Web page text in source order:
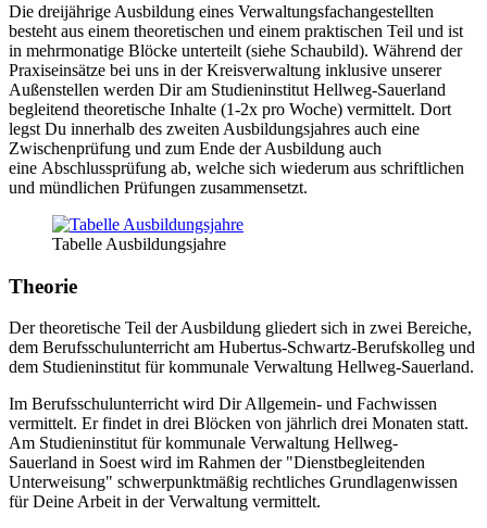
Die dreijährige Ausbildung eines Verwaltungsfachangestellten
besteht aus einem theoretischen und einem praktischen Teil und ist
in mehrmonatige Blöcke unterteilt (siehe Schaubild). Während der
Praxiseinsätze bei uns in der Kreisverwaltung inklusive unserer
Außenstellen werden Dir am Studieninstitut Hellweg-Sauerland
begleitend theoretische Inhalte (1-2x pro Woche) vermittelt. Dort
legst Du innerhalb des zweiten Ausbildungsjahres auch eine
Zwischenprüfung und zum Ende der Ausbildung auch
eine Abschlussprüfung ab, welche sich wiederum aus schriftlichen
und mündlichen Prüfungen zusammensetzt.
Tabelle Ausbildungsjahre
Theorie
Der theoretische Teil der Ausbildung gliedert sich in zwei Bereiche,
dem Berufsschulunterricht am Hubertus-Schwartz-Berufskolleg und
dem Studieninstitut für kommunale Verwaltung Hellweg-Sauerland.
Im Berufsschulunterricht wird Dir Allgemein- und Fachwissen
vermittelt. Er findet in drei Blöcken von jährlich drei Monaten statt.
Am Studieninstitut für kommunale Verwaltung Hellweg-
Sauerland in Soest wird im Rahmen der "Dienstbegleitenden
Unterweisung" schwerpunktmäßig rechtliches Grundlagenwissen
für Deine Arbeit in der Verwaltung vermittelt.